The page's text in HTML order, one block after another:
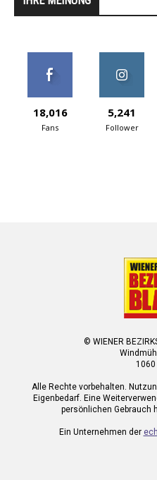
18,016
Fans
5,241
Follower
© WIENER
1060
Alle Rechte vorbehalten.
Eigenbedarf. Eine
persönlichen Gebrauch
Ein Unternehmen der